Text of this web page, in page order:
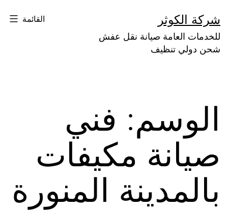
إلى
المحتوى
شركة الكوثر
للخدمات العامة صيانة نقل عفش
شحن دولي تنظيف
القائمة
الوسم: فني
صيانة مكيفات
بالمدينة المنورة